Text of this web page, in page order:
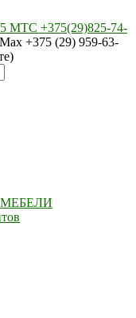
МТС +375(29)825-74-
+375 (29) 959-63-